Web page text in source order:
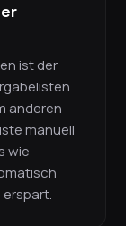
ist der
anderen
manuell
wie